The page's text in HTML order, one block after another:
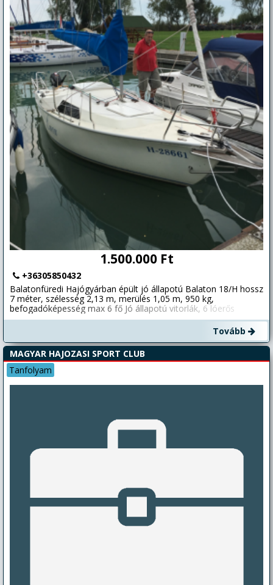
megfelelő.
1.500.000 Ft
+36305850432
Balatonfüredi Hajógyárban épült jó állapotú Balaton 18/H hossz
7 méter, szélesség 2,13 m, merülés 1,05 m, 950 kg,
befogadóképesség max 6 fő Jó állapotú vitorlák, 6 lóerős
négyütemű Yamaha motor, tároló kocsi (nem rendszámos),
2028-ig érvényes hajólevél Tavaly még használatban volt,
jelenleg parton tárolva Alsóörsön, azonnal hajózható
Tovább
MAGYAR HAJOZASI SPORT CLUB
Tanfolyam